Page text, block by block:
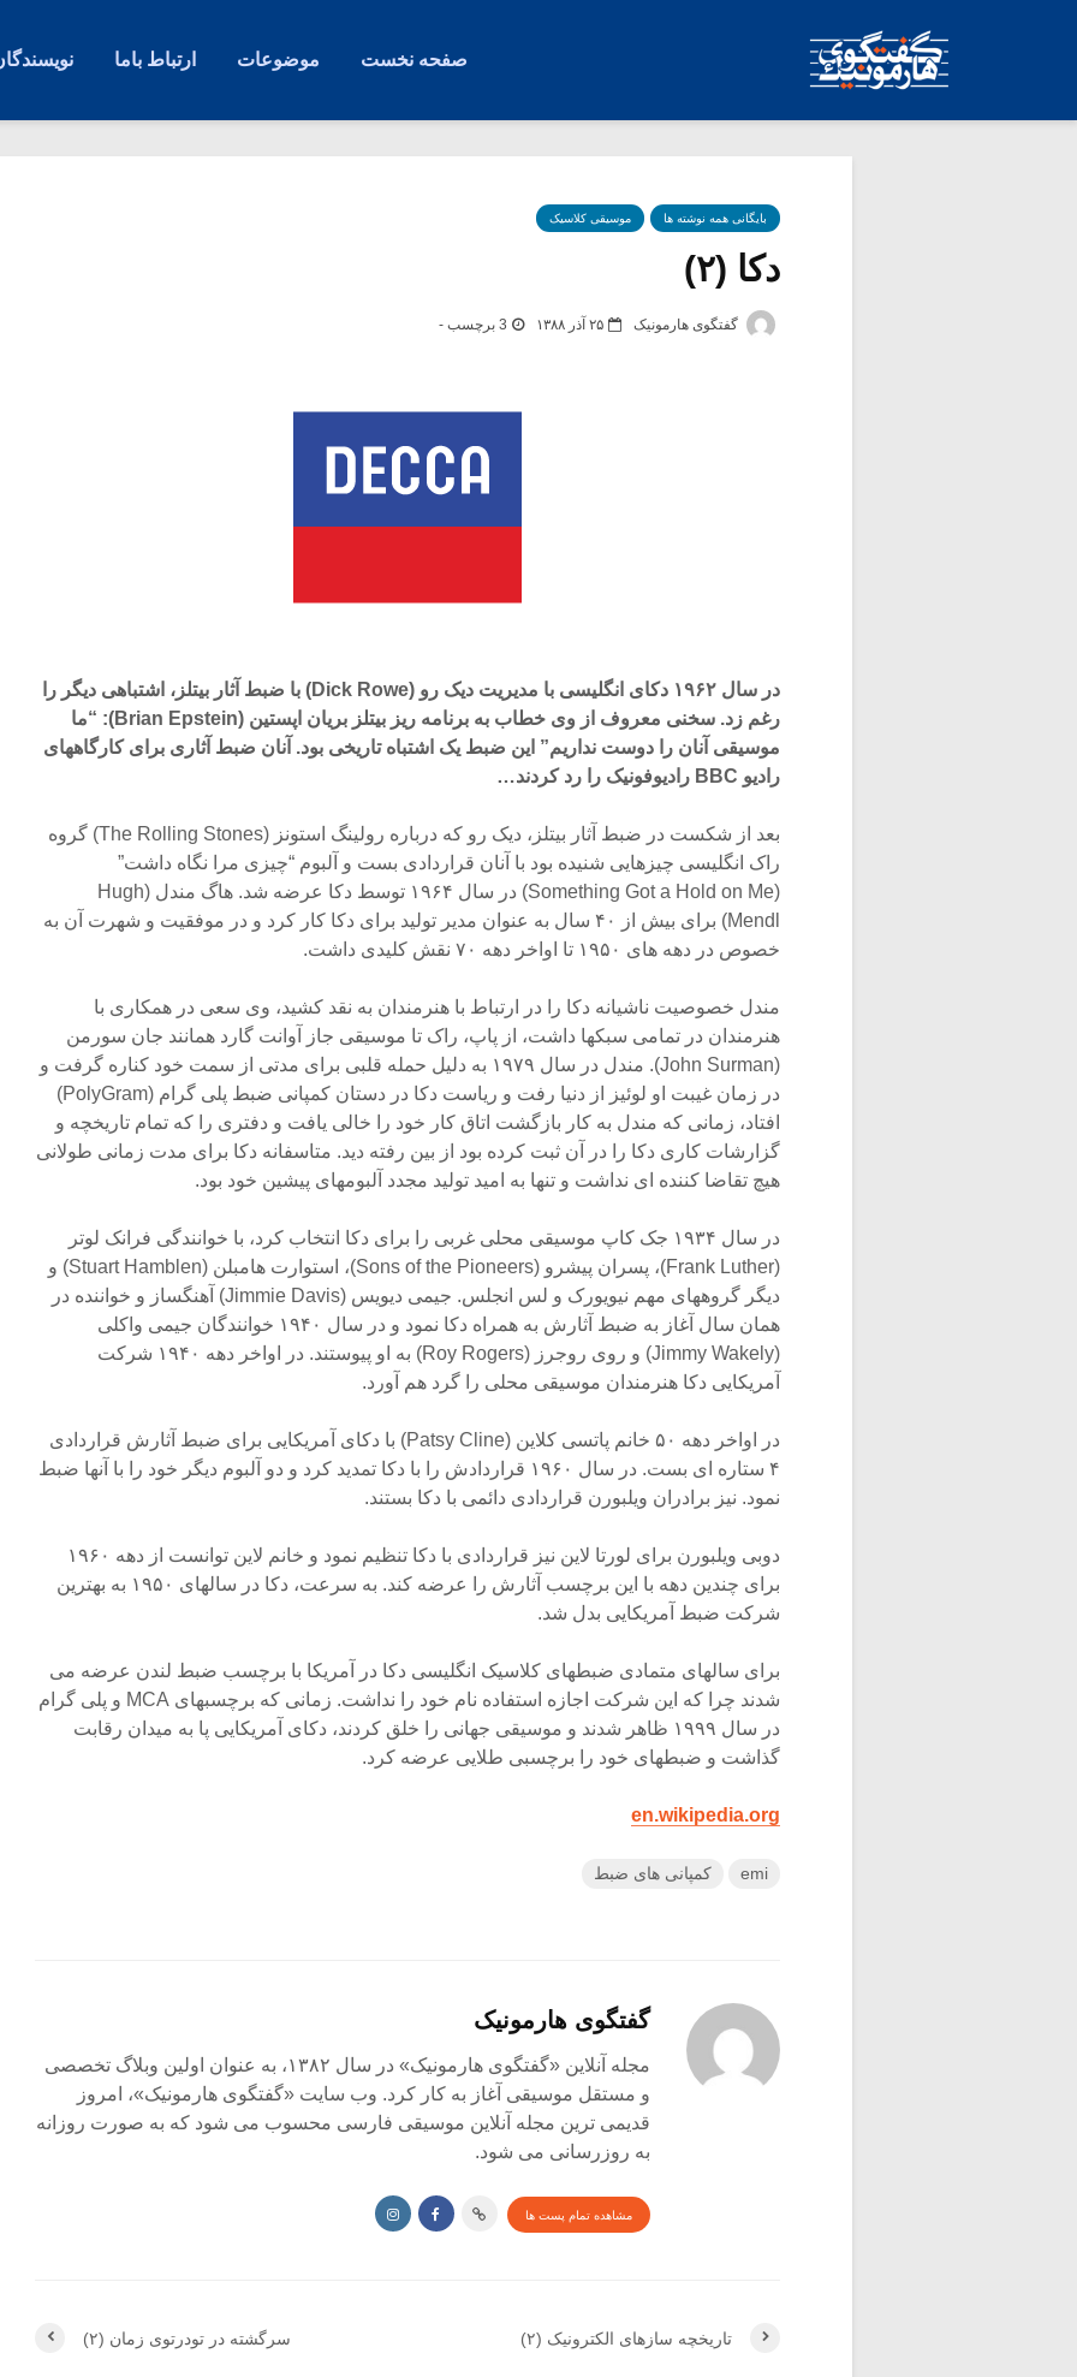
صفحه نخست موضوعات ارتباط باما
بایگانی همه نوشته ها موسیقی کلاسیک
دکا (۲)
گفتگوی هارمونیک ۲۵ آذر ۱۳۸۸ 3 برچسب -
در سال ۱۹۶۲ دکای انگلیسی با مدیریت دیک رو (Dick Rowe) با ضبط آثار بیتلز، اشتباهی دیگر را
رغم زد. سخنی معروف از وی خطاب به برنامه ریز بیتلز بریان اپستین (Brian Epstein): “ما
موسیقی آنان را دوست نداریم” این ضبط یک اشتباه تاریخی بود. آنان ضبط آثاری برای کارگاههای
رادیو BBC رادیوفونیک را رد کردند…
بعد از شکست در ضبط آثار بیتلز، دیک رو که درباره رولینگ استونز (The Rolling Stones) گروه
راک انگلیسی چیزهایی شنیده بود با آنان قراردادی بست و آلبوم “چیزی مرا نگاه داشت”
(Something Got a Hold on Me) در سال ۱۹۶۴ توسط دکا عرضه شد. هاگ مندل (Hugh
Mendl) برای بیش از ۴۰ سال به عنوان مدیر تولید برای دکا کار کرد و در موفقیت و شهرت آن به
خصوص در دهه های ۱۹۵۰ تا اواخر دهه ۷۰ نقش کلیدی داشت.
مندل خصوصیت ناشیانه دکا را در ارتباط با هنرمندان به نقد کشید، وی سعی در همکاری با
هنرمندان در تمامی سبکها داشت، از پاپ، راک تا موسیقی جاز آوانت گارد همانند جان سورمن
(John Surman). مندل در سال ۱۹۷۹ به دلیل حمله قلبی برای مدتی از سمت خود کناره گرفت و
در زمان غیبت او لوئیز از دنیا رفت و ریاست دکا در دستان کمپانی ضبط پلی گرام (PolyGram)
افتاد، زمانی که مندل به کار بازگشت اتاق کار خود را خالی یافت و دفتری را که تمام تاریخچه و
گزارشات کاری دکا را در آن ثبت کرده بود از بین رفته دید. متاسفانه دکا برای مدت زمانی طولانی
هیچ تقاضا کننده ای نداشت و تنها به امید تولید مجدد آلبومهای پیشین خود بود.
در سال ۱۹۳۴ جک کاپ موسیقی محلی غربی را برای دکا انتخاب کرد، با خوانندگی فرانک لوتر
(Frank Luther)، پسران پیشرو (Sons of the Pioneers)، استوارت هامبلن (Stuart Hamblen) و
دیگر گروههای مهم نیویورک و لس انجلس. جیمی دیویس (Jimmie Davis) آهنگساز و خواننده در
همان سال آغاز به ضبط آثارش به همراه دکا نمود و در سال ۱۹۴۰ خوانندگان جیمی واکلی
(Jimmy Wakely) و روی روجرز (Roy Rogers) به او پیوستند. در اواخر دهه ۱۹۴۰ شرکت
آمریکایی دکا هنرمندان موسیقی محلی را گرد هم آورد.
در اواخر دهه ۵۰ خانم پاتسی کلاین (Patsy Cline) با دکای آمریکایی برای ضبط آثارش قراردادی
۴ ستاره ای بست. در سال ۱۹۶۰ قراردادش را با دکا تمدید کرد و دو آلبوم دیگر خود را با آنها ضبط
نمود. نیز برادران ویلبورن قراردادی دائمی با دکا بستند.
دوبی ویلبورن برای لورتا لاین نیز قراردادی با دکا تنظیم نمود و خانم لاین توانست از دهه ۱۹۶۰
برای چندین دهه با این برچسب آثارش را عرضه کند. به سرعت، دکا در سالهای ۱۹۵۰ به بهترین
شرکت ضبط آمریکایی بدل شد.
برای سالهای متمادی ضبطهای کلاسیک انگلیسی دکا در آمریکا با برچسب ضبط لندن عرضه می
شدند چرا که این شرکت اجازه استفاده نام خود را نداشت. زمانی که برچسبهای MCA و پلی گرام
در سال ۱۹۹۹ ظاهر شدند و موسیقی جهانی را خلق کردند، دکای آمریکایی پا به میدان رقابت
گذاشت و ضبطهای خود را برچسبی طلایی عرضه کرد.
en.wikipedia.org
emi کمپانی های ضبط
گفتگوی هارمونیک
مجله آنلاین «گفتگوی هارمونیک» در سال ۱۳۸۲، به عنوان اولین وبلاگ تخصصی
و مستقل موسیقی آغاز به کار کرد. وب سایت «گفتگوی هارمونیک»، امروز
قدیمی ترین مجله آنلاین موسیقی فارسی محسوب می شود که به صورت روزانه
به روزرسانی می شود.
مشاهده تمام پست ها
سرگشته در تودرتوی زمان (۲) تاریخچه سازهای الکترونیک (۲)